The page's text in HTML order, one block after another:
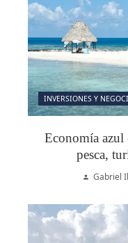
INVERSIONES Y
Economía azul
pesca,
Gabriel